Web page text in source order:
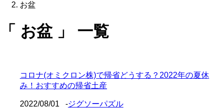
お盆
「 お盆 」 一覧
コロナ(オミクロン株)で帰省どうする？2022年の夏休
み！おすすめの帰省土産
2022/08/01 -ジグソーパズル